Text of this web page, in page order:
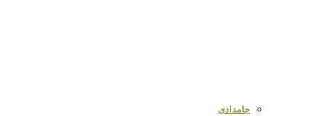
جامدادی